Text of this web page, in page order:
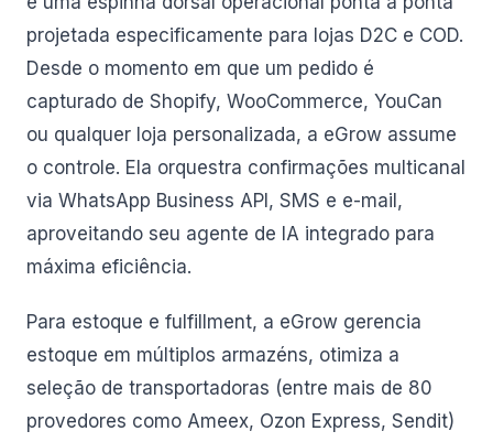
projetada especificamente para lojas D2C e COD.
Desde o momento em que um pedido é
capturado de Shopify, WooCommerce, YouCan
ou qualquer loja personalizada, a eGrow assume
o controle. Ela orquestra confirmações multicanal
via WhatsApp Business API, SMS e e-mail,
aproveitando seu agente de IA integrado para
máxima eficiência.
Para estoque e fulfillment, a eGrow gerencia
estoque em múltiplos armazéns, otimiza a
seleção de transportadoras (entre mais de 80
provedores como Ameex, Ozon Express, Sendit)